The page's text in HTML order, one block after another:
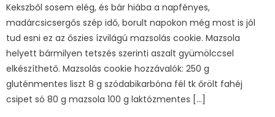
Kekszből sosem elég, és bár hiába a napfényes,
madárcsicsergős szép idő, borult napokon még most is jól
tud esni ez az őszies ízvilágú mazsolás cookie. Mazsola
helyett bármilyen tetszés szerinti aszalt gyümölccsel
elkészíthető. Mazsolás cookie hozzávalók: 250 g
gluténmentes liszt 8 g szódabikarbóna fél tk őrölt fahéj
csipet só 80 g mazsola 100 g laktózmentes […]